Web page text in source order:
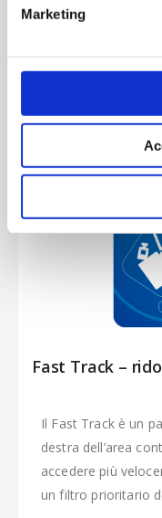
Marketing
condizioni applicabili.
Il Fast Track è un
destra dell’area
accedere più
un filtro prioritario